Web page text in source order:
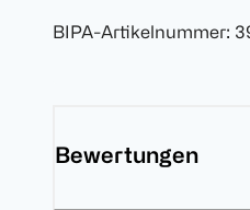
BIPA-Artikelnummer:
Bewertungen